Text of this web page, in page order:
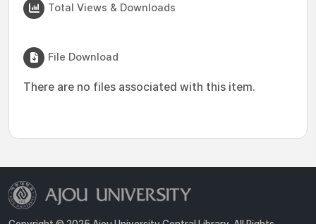
Total Views & Downloads
File Download
There are no files associated with this item.